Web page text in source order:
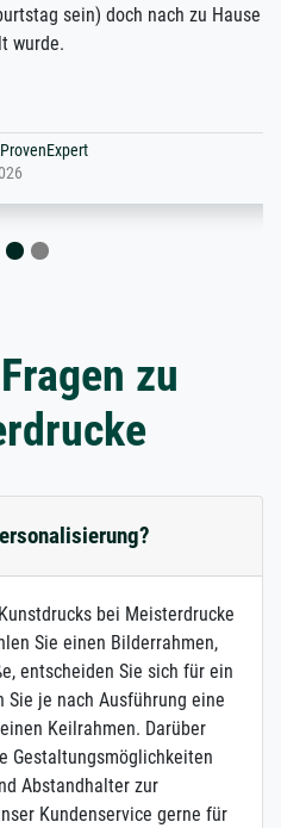
doch nach zu Hause
zu
bei Meisterdrucke
Sie einen Bilderrahmen,
entscheiden Sie sich für ein
Sie je nach Ausführung eine
Keilrahmen. Darüber
Gestaltungsmöglichkeiten
Abstandhalter zur
Kundenservice gerne für